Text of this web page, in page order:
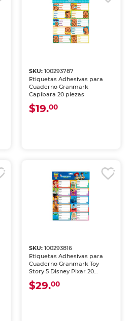
SKU: 100293787
Etiquetas Adhesivas para
Cuaderno Granmark
Capibara 20 piezas
$19.00
SKU: 100293816
Etiquetas Adhesivas para
Cuaderno Granmark Toy
Story 5 Disney Pixar 20
piezas
$29.00